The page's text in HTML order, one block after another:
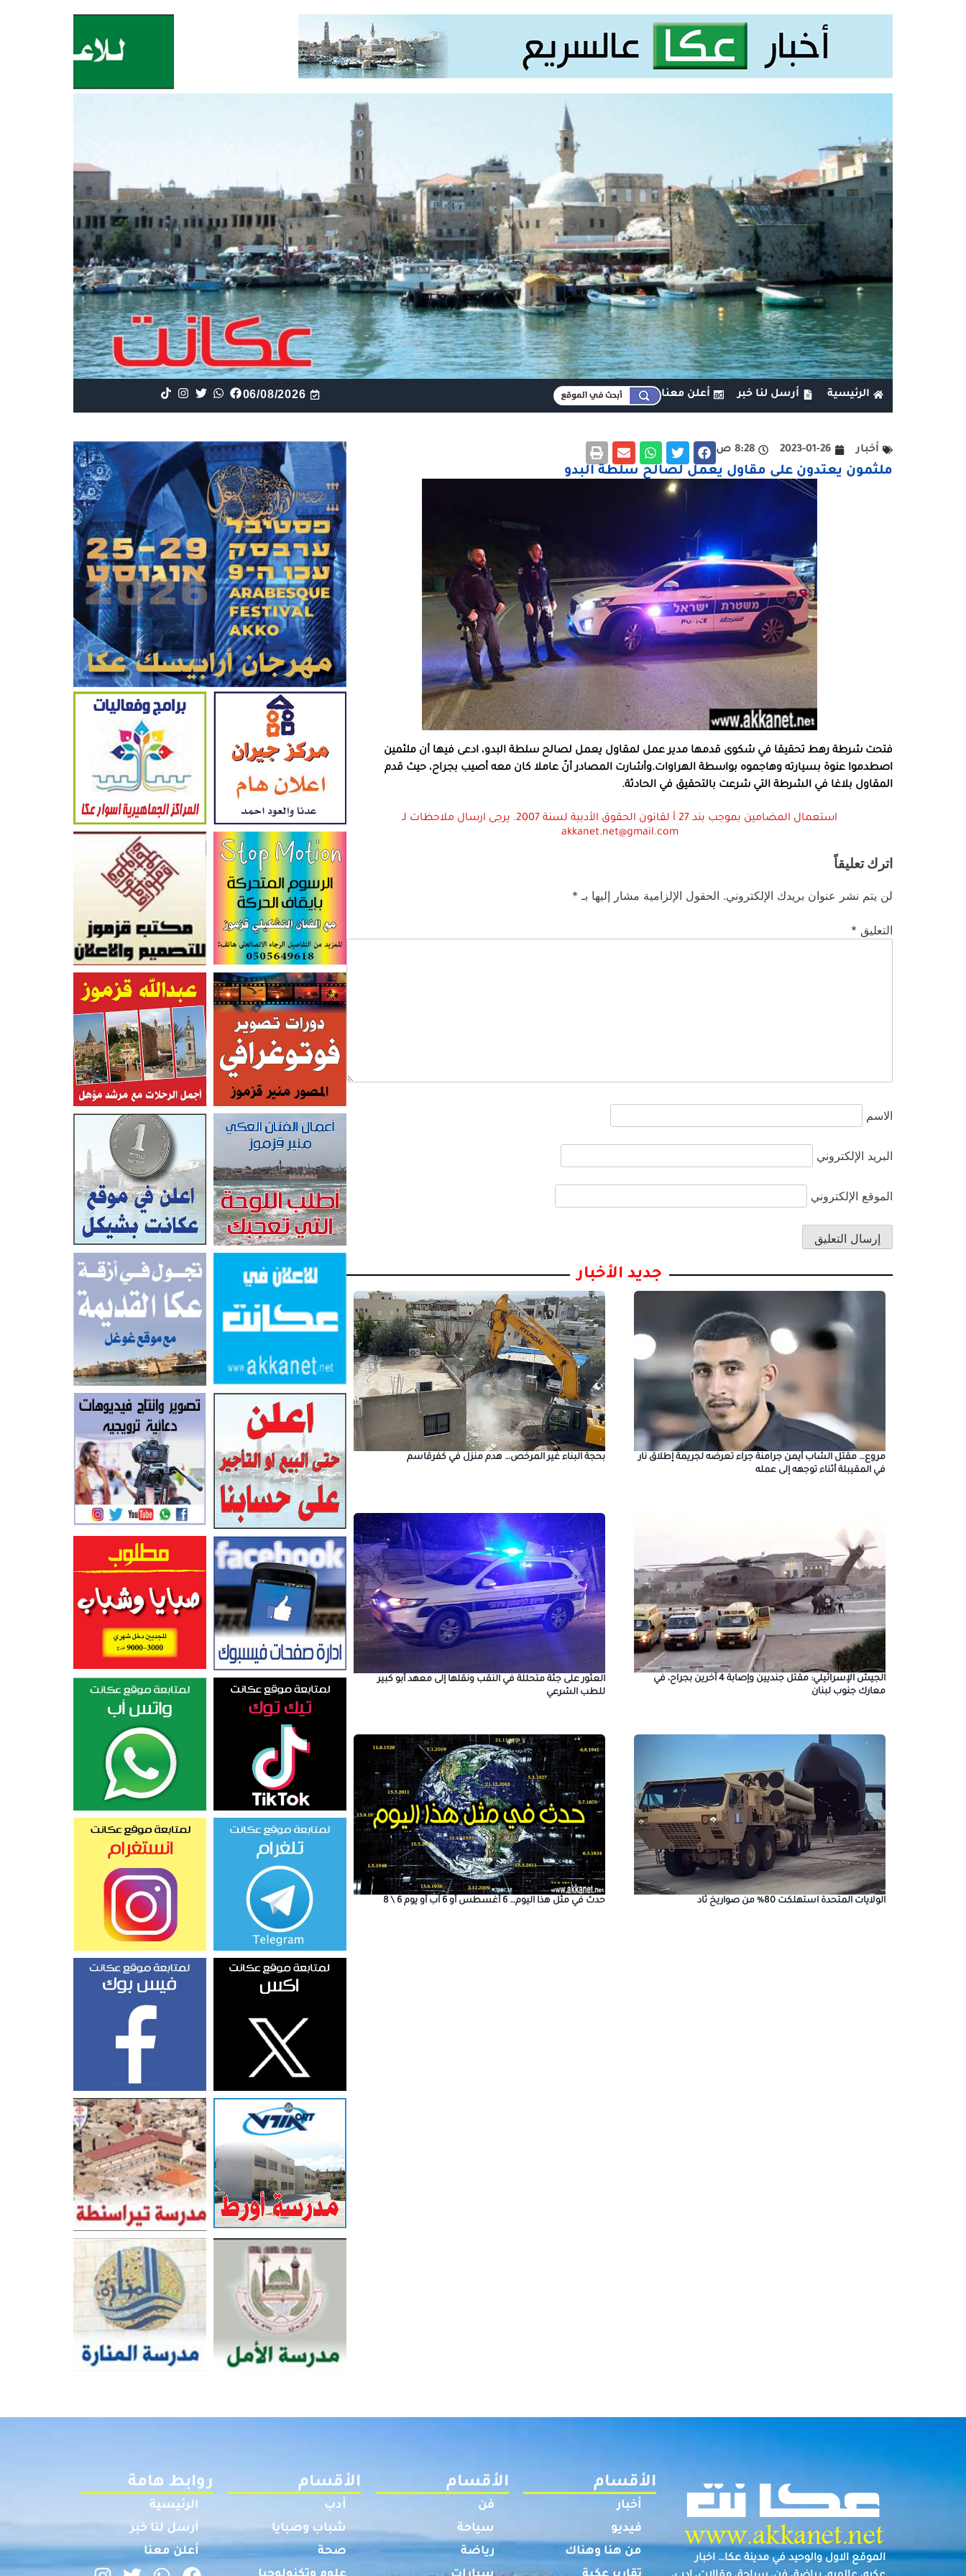
الرئيسية أرسل لنا خبر أعلن معنا 06/08/2026
أخبار 2023-01-26 8:28 ص
ملثمون يعتدون على مقاول يعمل لصالح سلطة البدو
فتحت شرطة رهط تحقيقا في شكوى قدمها مدير عمل لمقاول يعمل لصالح سلطة البدو، ادعى فيها أن ملثمين
اصطدموا عنوة بسيارته وهاجموه بواسطة الهراوات.وأشارت المصادر أنّ عاملا كان معه أصيب بجراح، حيث قدم
المقاول بلاغا في الشرطة التي شرعت بالتحقيق في الحادثة.
استعمال المضامين بموجب بند 27 أ لقانون الحقوق الأدبية لسنة 2007. يرجى ارسال ملاحظات لـ
akkanet.net@gmail.com
اترك تعليقاً
لن يتم نشر عنوان بريدك الإلكتروني. الحقول الإلزامية مشار إليها بـ *
التعليق *
الاسم
البريد الإلكتروني
الموقع الإلكتروني
جديد الأخبار
مروع… مقتل الشاب أيمن جرامنة جراء تعرضه لجريمة إطلاق نار
في المقيبلة أثناء توجهه إلى عمله
بحجة البناء غير المرخص… هدم منزل في كفرقاسم
الجيش الإسرائيلي: مقتل جنديين وإصابة 4 آخرين بجراح، في
معارك جنوب لبنان
العثور على جثة متحللة في النقب ونقلها إلى معهد أبو كبير
للطب الشرعي
الولايات المتحدة استهلكت 80% من صواريخ ثاد حدث في مثل هذا اليوم… 6 أغسطس أو 6 آب أو يوم 6 \ 8
الموقع الاول والوحيد في مدينة عكا… اخبار
الأقسام
أخبار
فيديو
من هنا وهناك
الأقسام
فن
سياحة
رياضة
الأقسام
أدب
شباب وصبايا
صحة
روابط هامة
الرئيسية
أرسل لنا خبر
أعلن معنا